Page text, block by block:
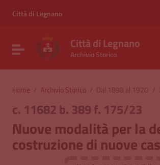
Vai al menu di navigazione
Città di Legnano
Attiva / disattiva la navigazione
Città di Legnano
Archivio Storico
Home / Archivio Storico / Dal 1898 al 1920 /
c. 11682 b. 389 f. 175/23
Nuove modalità per la
costruzione di nuove